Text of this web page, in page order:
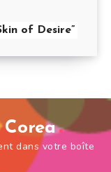
of Desire”
dans votre boîte